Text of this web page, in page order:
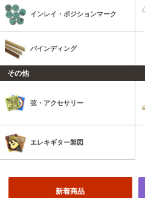
インレイ・ポジションマーク
バインディング
その他
弦・アクセサリー
エレキギター製図
新着商品